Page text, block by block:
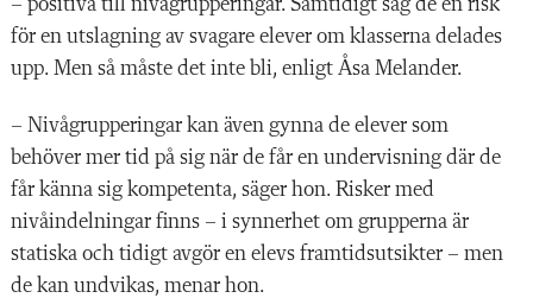
– positiva till nivågrupperingar. Samtidigt såg de en risk
för en utslagning av svagare elever om klasserna delades
upp. Men så måste det inte bli, enligt Åsa Melander.
– Nivågrupperingar kan även gynna de elever som
behöver mer tid på sig när de får en undervisning där de
får känna sig kompetenta, säger hon. Risker med
nivåindelningar finns – i synnerhet om grupperna är
statiska och tidigt avgör en elevs framtidsutsikter – men
de kan undvikas, menar hon.